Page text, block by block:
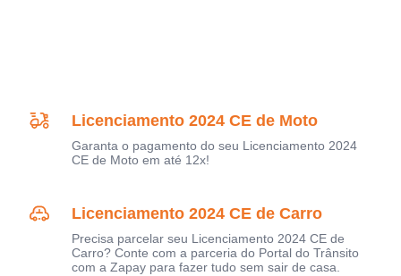
Licenciamento 2024 CE de Moto
Garanta o pagamento do seu Licenciamento 2024
CE de Moto em até 12x!
Licenciamento 2024 CE de Carro
Precisa parcelar seu Licenciamento 2024 CE de
Carro? Conte com a parceria do Portal do Trânsito
com a Zapay para fazer tudo sem sair de casa.